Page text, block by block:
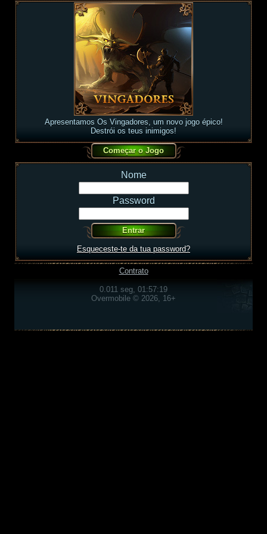
Apresentamos Os Vingadores, um novo jogo épico!
Destrói os teus inimigos!
Nome
Password
Esqueceste-te da tua password?
Contrato
0.011 seg, 01:57:19
Overmobile © 2026, 16+